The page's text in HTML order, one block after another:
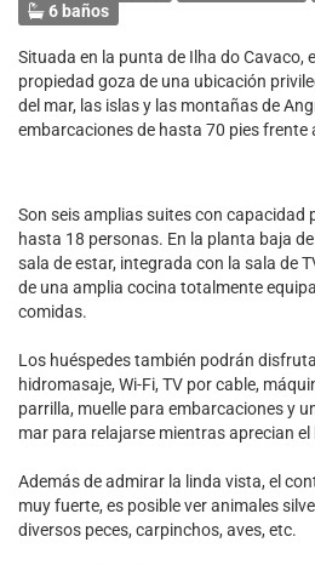
6 baños
Situada en la punta de Ilha do Cavaco,
propiedad goza de una ubicación
del mar, las islas y las montañas de
embarcaciones de hasta 70 pies frente
Son seis amplias suites con capacidad
hasta 18 personas. En la planta baja
sala de estar, integrada con la sala de
de una amplia cocina totalmente
comidas.
Los huéspedes también podrán
hidromasaje, Wi-Fi, TV por cable,
parrilla, muelle para embarcaciones y
mar para relajarse mientras aprecian el
Además de admirar la linda vista, el
muy fuerte, es posible ver animales
diversos peces, carpinchos, aves, etc.